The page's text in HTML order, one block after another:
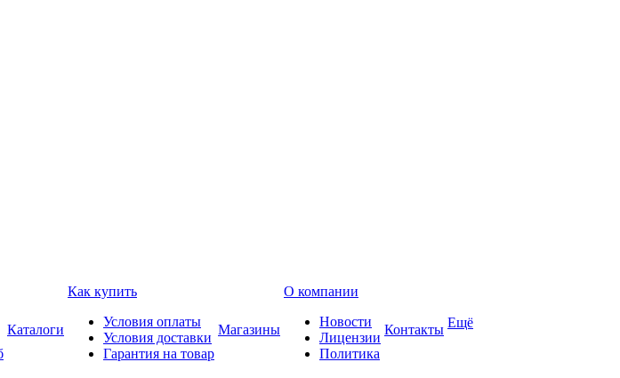
Каталоги
Как купить
Условия оплаты
Условия доставки
Гарантия на товар
Магазины
О компании
Новости
Лицензии
Политика
Контакты Ещё